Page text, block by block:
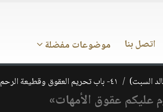
اتصل بنا موضوعات مفضلة
السبت) ٤١- باب تحريم العقوق وقطيعة الرحم
عليكم عقوق الأمهات»